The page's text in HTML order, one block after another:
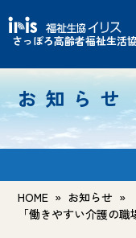
さっぽろ高齢者福祉生活
お知らせ
HOME » お知らせ »
「働きやすい介護の